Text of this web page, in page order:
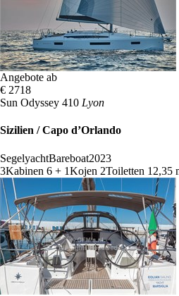
Angebote ab
€ 2718
Sun Odyssey 410 Lyon
Sizilien / Capo d’Orlando
SegelyachtBareboat2023
3Kabinen 6 + 1Kojen 2Toiletten 12,35